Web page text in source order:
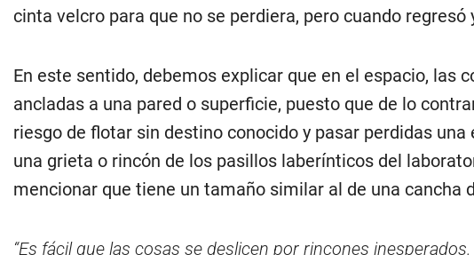
cinta velcro para que no se perdiera, pero cuando regresó
En este sentido, debemos explicar que en el espacio, las
ancladas a una pared o superficie, puesto que de lo
riesgo de flotar sin destino conocido y pasar perdidas una
una grieta o rincón de los pasillos laberínticos del
mencionar que tiene un tamaño similar al de una cancha
“Es fácil que las cosas se deslicen por rincones